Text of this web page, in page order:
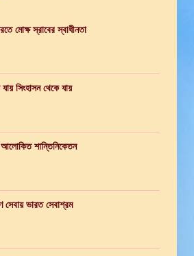
মোক্ষ স্রাবের স্বাধীনতা
সিংহাসন থেকে যায়
আলোকিত শান্তিনিকেতন
সেবায় ভারত সেবাশ্রম